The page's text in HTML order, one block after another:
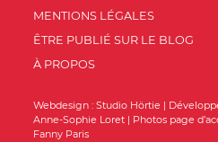
MENTIONS LÉGALES
ÊTRE PUBLIÉ SUR LE BLOG
À PROPOS
Webdesign :Studio Hörtie |
Anne-Sophie Loret | Photos page
Fanny Paris